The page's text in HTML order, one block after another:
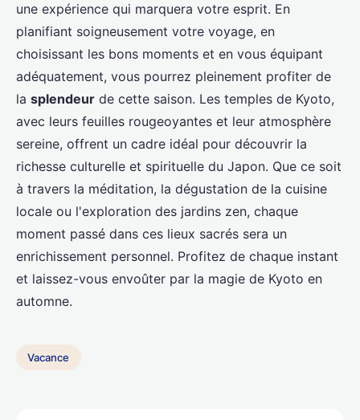
une expérience qui marquera votre esprit. En
planifiant soigneusement votre voyage, en
choisissant les bons moments et en vous équipant
adéquatement, vous pourrez pleinement profiter de
la splendeur de cette saison. Les temples de Kyoto,
avec leurs feuilles rougeoyantes et leur atmosphère
sereine, offrent un cadre idéal pour découvrir la
richesse culturelle et spirituelle du Japon. Que ce soit
à travers la méditation, la dégustation de la cuisine
locale ou l'exploration des jardins zen, chaque
moment passé dans ces lieux sacrés sera un
enrichissement personnel. Profitez de chaque instant
et laissez-vous envoûter par la magie de Kyoto en
automne.
Vacance